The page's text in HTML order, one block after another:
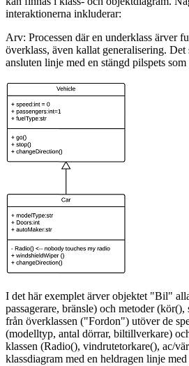
interaktionerna inkluderar:
Arv: Processen där en underklass ärver
överklass, även kallat generalisering. Det
ansluten linje med en stängd pilspets
I det här exemplet ärver objektet "Bil"
passagerare, bränsle) och metoder
från överklassen ("Fordon") utöver de
(modelltyp, antal dörrar, biltillverkare)
klassen (Radio(), vindrutetorkare(), ac/
klassdiagram med en heldragen linje